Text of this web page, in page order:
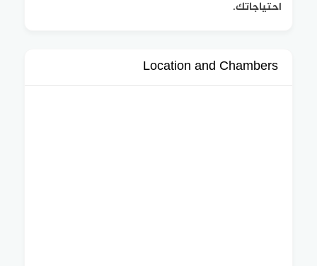
احتياجاتك.
Location and Chambers